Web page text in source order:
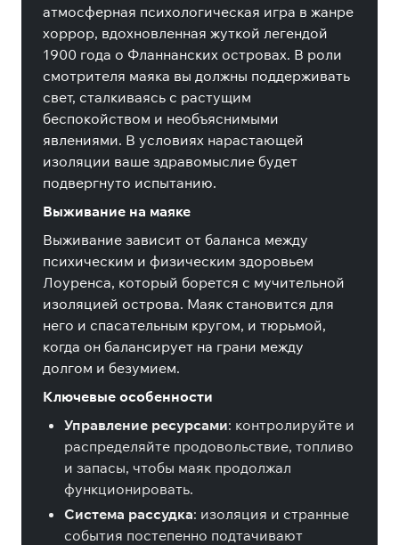
атмосферная психологическая игра в жанре
хоррор, вдохновленная жуткой легендой
1900 года о Фланнанских островах. В роли
смотрителя маяка вы должны поддерживать
свет, сталкиваясь с растущим
беспокойством и необъяснимыми
явлениями. В условиях нарастающей
изоляции ваше здравомыслие будет
подвергнуто испытанию.
Выживание на маяке
Выживание зависит от баланса между
психическим и физическим здоровьем
Лоуренса, который борется с мучительной
изоляцией острова. Маяк становится для
него и спасательным кругом, и тюрьмой,
когда он балансирует на грани между
долгом и безумием.
Ключевые особенности
Управление ресурсами: контролируйте и
распределяйте продовольствие, топливо
и запасы, чтобы маяк продолжал
функционировать.
Система рассудка: изоляция и странные
события постепенно подтачивают